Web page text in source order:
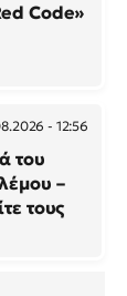
Code»
- 12:56
του
–
τους